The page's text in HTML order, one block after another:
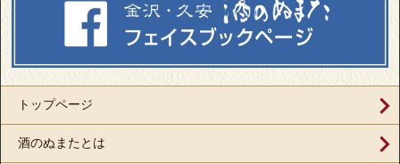
トップページ
酒のぬまたとは